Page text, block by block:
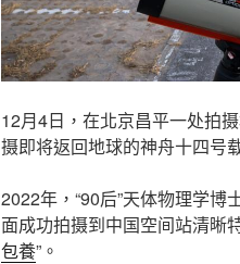
12月4日，在北京昌平一处拍
摄即将返回地球的神舟十四号
2022年，“90后”天体物理学
面成功拍摄到中国空间站清晰
包養”。